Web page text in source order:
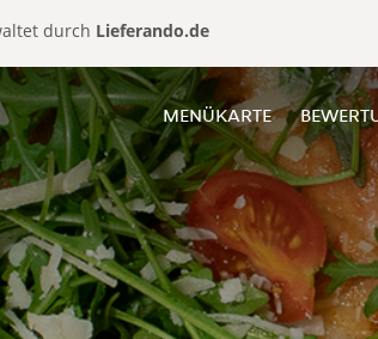
durch Lieferando.de
MENÜKARTE